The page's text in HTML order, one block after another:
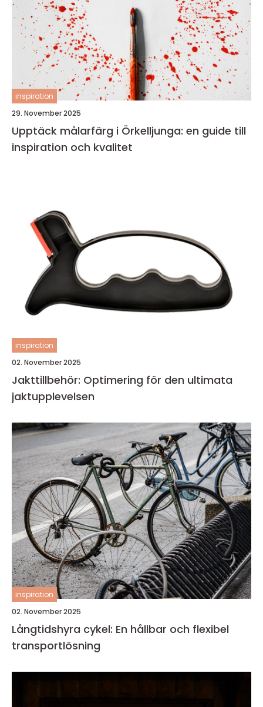
inspiration
29. November 2025
Upptäck målarfärg i Örkelljunga: en guide till
inspiration och kvalitet
inspiration
02. November 2025
Jakttillbehör: Optimering för den ultimata
jaktupplevelsen
inspiration
02. November 2025
Långtidshyra cykel: En hållbar och flexibel
transportlösning